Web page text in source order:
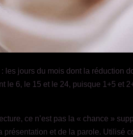
: les jours du mois dont la
le 6, le 15 et le 24, puisque 1+5 et
ce n’est pas la « chance »
et de la parole. Utilisé